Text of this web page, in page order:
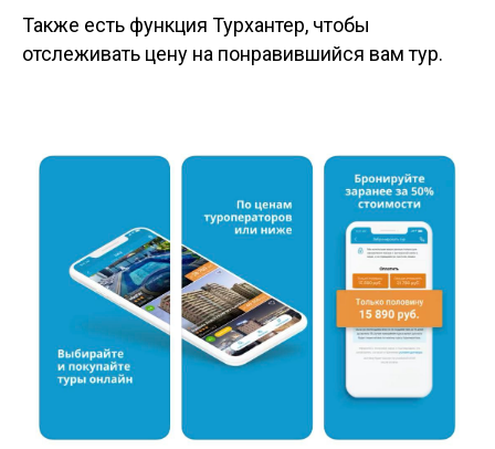
Также есть функция Турхантер, чтобы
отслеживать цену на понравившийся вам тур.